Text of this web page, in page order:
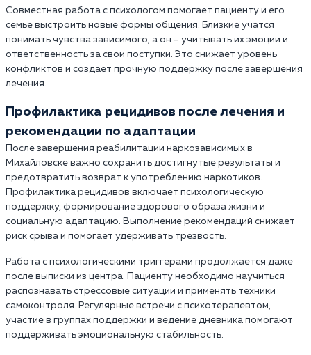
Совместная работа с психологом помогает пациенту и его
семье выстроить новые формы общения. Близкие учатся
понимать чувства зависимого, а он – учитывать их эмоции и
ответственность за свои поступки. Это снижает уровень
конфликтов и создает прочную поддержку после завершения
лечения.
Профилактика рецидивов после лечения и
рекомендации по адаптации
После завершения реабилитации наркозависимых в
Михайловске важно сохранить достигнутые результаты и
предотвратить возврат к употреблению наркотиков.
Профилактика рецидивов включает психологическую
поддержку, формирование здорового образа жизни и
социальную адаптацию. Выполнение рекомендаций снижает
риск срыва и помогает удерживать трезвость.
Работа с психологическими триггерами продолжается даже
после выписки из центра. Пациенту необходимо научиться
распознавать стрессовые ситуации и применять техники
самоконтроля. Регулярные встречи с психотерапевтом,
участие в группах поддержки и ведение дневника помогают
поддерживать эмоциональную стабильность.